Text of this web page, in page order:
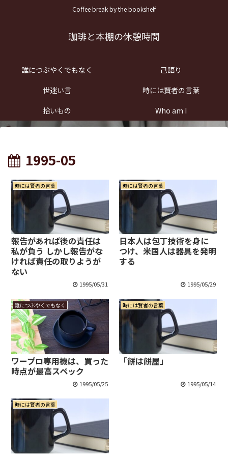
Coffee break by the bookshelf
珈琲と本棚の休憩時間
誰につぶやくでもなく
己語り
世迷い言
時には賢者の言葉
拾いもの
Who am I
1995-05
時には賢者の言葉
報告があれば後の責任は
私が負う しかし報告がな
ければ責任の取りようが
ない
1995/05/31
時には賢者の言葉
日本人は包丁技術を身に
つけ、米国人は器具を発明
する
1995/05/29
誰につぶやくでもなく
ワープロ専用機は、買った
時点が最高スペック
1995/05/25
時には賢者の言葉
「餅は餅屋」
1995/05/14
時には賢者の言葉